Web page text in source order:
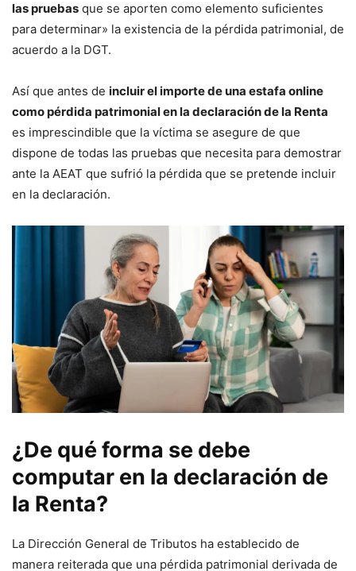
las pruebas que se aporten como elemento suficientes
para determinar» la existencia de la pérdida patrimonial, de
acuerdo a la DGT.
Así que antes de incluir el importe de una estafa online
como pérdida patrimonial en la declaración de la Renta
es imprescindible que la víctima se asegure de que
dispone de todas las pruebas que necesita para demostrar
ante la AEAT que sufrió la pérdida que se pretende incluir
en la declaración.
¿De qué forma se debe
computar en la declaración de
la Renta?
La Dirección General de Tributos ha establecido de
manera reiterada que una pérdida patrimonial derivada de